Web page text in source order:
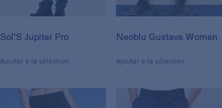
Sol’S Jupiter Pro
Ajouter à la sélection
Neoblu Gustave Women
Ajouter à la sélection